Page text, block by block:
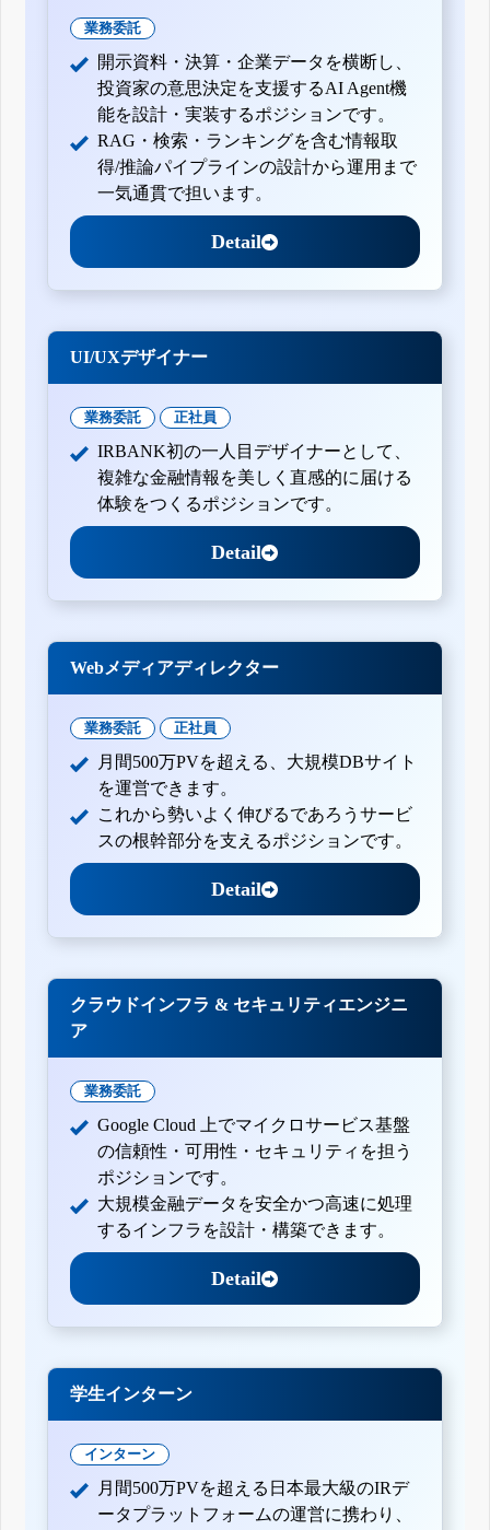
業務委託
開示資料・決算・企業データを横断し、
投資家の意思決定を支援するAI Agent機
能を設計・実装するポジションです。
RAG・検索・ランキングを含む情報取
得/推論パイプラインの設計から運用まで
一気通貫で担います。
Detail
UI/UXデザイナー
業務委託 正社員
IRBANK初の一人目デザイナーとして、
複雑な金融情報を美しく直感的に届ける
体験をつくるポジションです。
Detail
Webメディアディレクター
業務委託 正社員
月間500万PVを超える、大規模DBサイト
を運営できます。
これから勢いよく伸びるであろうサービ
スの根幹部分を支えるポジションです。
Detail
クラウドインフラ & セキュリティエンジニ
ア
業務委託
Google Cloud 上でマイクロサービス基盤
の信頼性・可用性・セキュリティを担う
ポジションです。
大規模金融データを安全かつ高速に処理
するインフラを設計・構築できます。
Detail
学生インターン
インターン
月間500万PVを超える日本最大級のIRデ
ータプラットフォームの運営に携わり、